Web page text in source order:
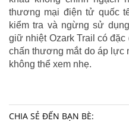
thương mại điện tử quốc
kiểm tra và ngừng sử
giữ nhiệt Ozark Trail có
chấn thương mắt do áp lực
không thể xem nhẹ.
CHIA SẺ ĐẾN BẠN BÈ: